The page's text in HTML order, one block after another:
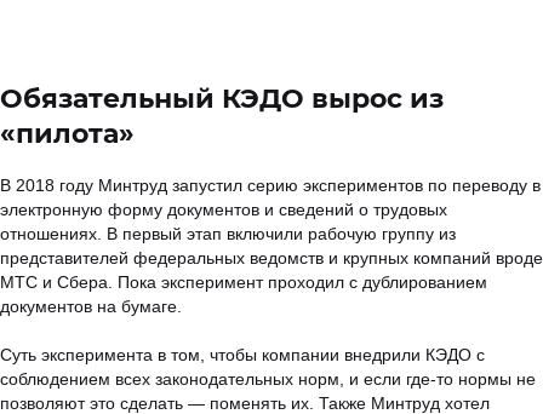
Обязательный КЭДО вырос из
«пилота»
В 2018 году Минтруд запустил серию экспериментов по переводу в
электронную форму документов и сведений о трудовых
отношениях. В первый этап включили рабочую группу из
представителей федеральных ведомств и крупных компаний вроде
МТС и Сбера. Пока эксперимент проходил с дублированием
документов на бумаге.
Суть эксперимента в том, чтобы компании внедрили КЭДО с
соблюдением всех законодательных норм, и если где-то нормы не
позволяют это сделать — поменять их. Также Минтруд хотел